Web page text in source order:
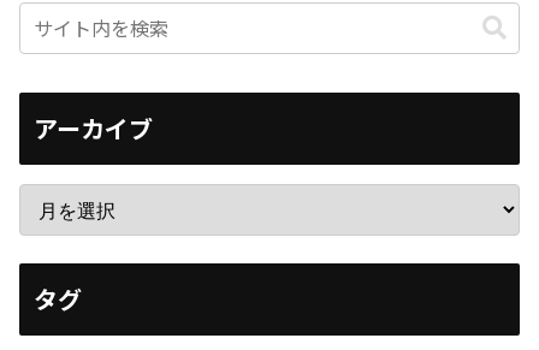
アーカイブ
タグ